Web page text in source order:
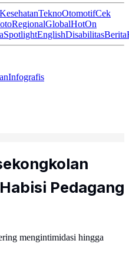
KesehatanTeknoOtomotifCek
RegionalGlobalHotOn
SpotlightEnglishDisabilitasBerita
Infografis
Pedagang
mengintimidasi hingga